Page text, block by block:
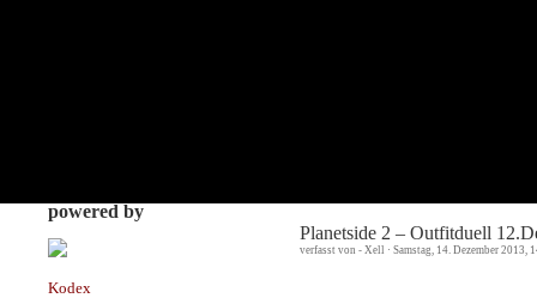
powered by
Kodex
Planetside 2 – Outfitduell
verfasst von - Xell · Samstag, 14. Dezember 2013,